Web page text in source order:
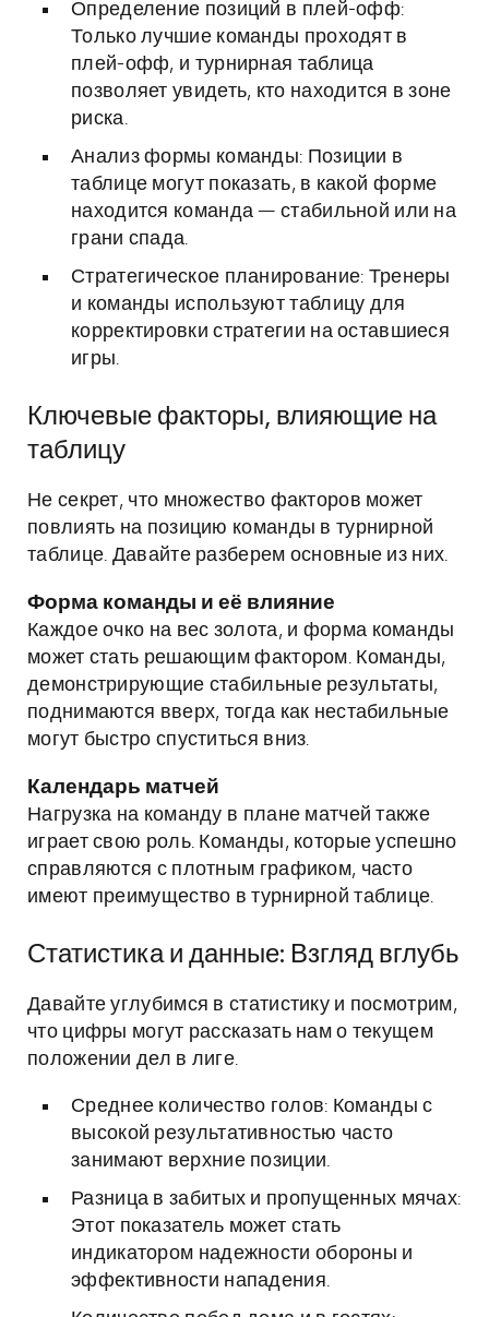
Определение позиций в плей-офф:
Только лучшие команды проходят в
плей-офф, и турнирная таблица
позволяет увидеть, кто находится в зоне
риска.
Анализ формы команды: Позиции в
таблице могут показать, в какой форме
находится команда — стабильной или на
грани спада.
Стратегическое планирование: Тренеры
и команды используют таблицу для
корректировки стратегии на оставшиеся
игры.
Ключевые факторы, влияющие на
таблицу
Не секрет, что множество факторов может
повлиять на позицию команды в турнирной
таблице. Давайте разберем основные из них.
Форма команды и её влияние
Каждое очко на вес золота, и форма команды
может стать решающим фактором. Команды,
демонстрирующие стабильные результаты,
поднимаются вверх, тогда как нестабильные
могут быстро спуститься вниз.
Календарь матчей
Нагрузка на команду в плане матчей также
играет свою роль. Команды, которые успешно
справляются с плотным графиком, часто
имеют преимущество в турнирной таблице.
Статистика и данные: Взгляд вглубь
Давайте углубимся в статистику и посмотрим,
что цифры могут рассказать нам о текущем
положении дел в лиге.
Среднее количество голов: Команды с
высокой результативностью часто
занимают верхние позиции.
Разница в забитых и пропущенных мячах:
Этот показатель может стать
индикатором надежности обороны и
эффективности нападения.